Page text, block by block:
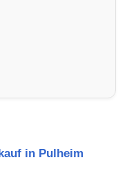
in Pulheim:
Schulen,
in Pulheim